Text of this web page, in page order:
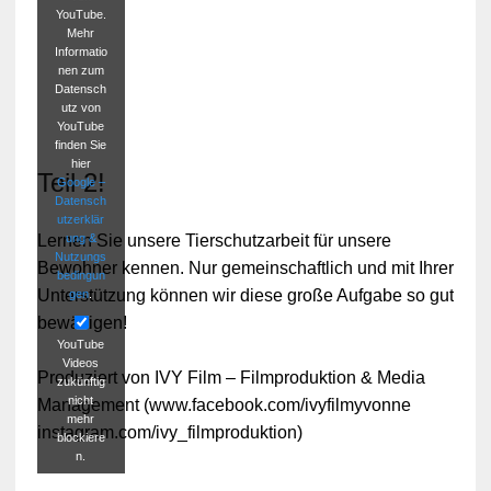
YouTube.
Mehr
Informatio
nen zum
Datensch
utz von
YouTube
finden Sie
hier
Google –
Datensch
utzerklär
ung &
Nutzungs
bedingun
gen.
YouTube
Videos
zukünftig
nicht
mehr
blockiere
n.
Teil 2!
Lernen Sie unsere Tierschutzarbeit für unsere
Bewohner kennen. Nur gemeinschaftlich und mit Ihrer
Unterstützung können wir diese große Aufgabe so gut
bewältigen!
Produziert von IVY Film – Filmproduktion & Media
Management (www.facebook.com/ivyfilmyvonne
instagram.com/ivy_filmproduktion)